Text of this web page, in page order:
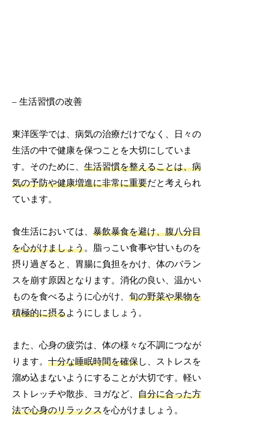
– 生活習慣の改善
東洋医学では、病気の治療だけでなく、日々の
生活の中で健康を保つことを大切にしていま
す。そのために、生活習慣を整えることは、病
気の予防や健康増進に非常に重要だと考えられ
ています。
食生活においては、暴飲暴食を避け、腹八分目
を心がけましょう。脂っこい食事や甘いものを
摂り過ぎると、胃腸に負担をかけ、体のバラン
スを崩す原因となります。消化の良い、温かい
ものを食べるように心がけ、旬の野菜や果物を
積極的に摂るようにしましょう。
また、心身の疲労は、体の様々な不調につなが
ります。十分な睡眠時間を確保し、ストレスを
溜め込まないようにすることが大切です。軽い
ストレッチや散歩、ヨガなど、自分に合った方
法で心身のリラックスを心がけましょう。